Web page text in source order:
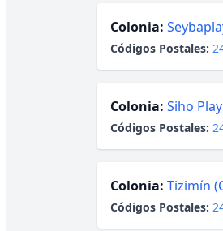
Colonia:
Códigos Postales:
Colonia: Siho
Códigos Postales:
Colonia: Tizimín
Códigos Postales: